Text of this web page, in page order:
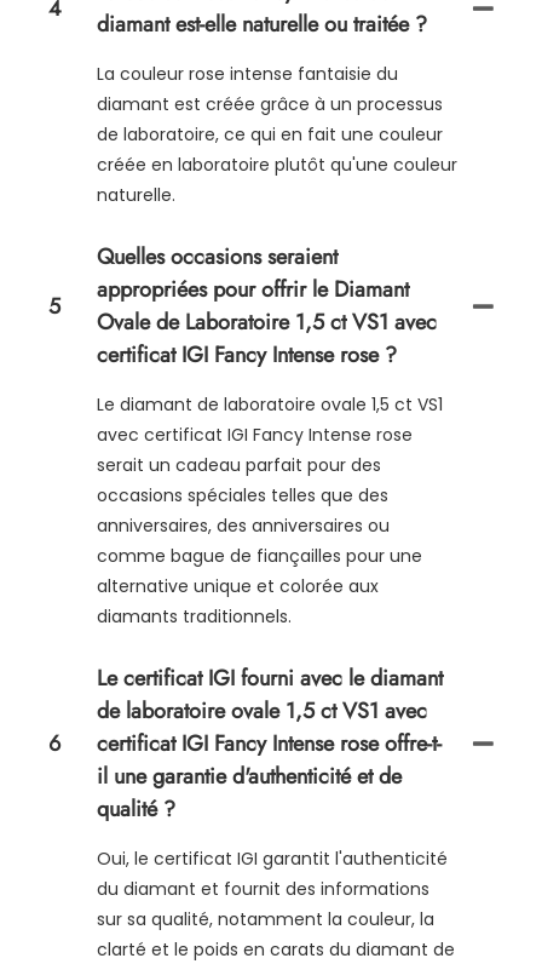
4
diamant est-elle naturelle ou traitée ?
La couleur rose intense fantaisie du
diamant est créée grâce à un processus
de laboratoire, ce qui en fait une couleur
créée en laboratoire plutôt qu'une couleur
naturelle.
5
Quelles occasions seraient
appropriées pour offrir le Diamant
Ovale de Laboratoire 1,5 ct VS1 avec
certificat IGI Fancy Intense rose ?
Le diamant de laboratoire ovale 1,5 ct VS1
avec certificat IGI Fancy Intense rose
serait un cadeau parfait pour des
occasions spéciales telles que des
anniversaires, des anniversaires ou
comme bague de fiançailles pour une
alternative unique et colorée aux
diamants traditionnels.
6
Le certificat IGI fourni avec le diamant
de laboratoire ovale 1,5 ct VS1 avec
certificat IGI Fancy Intense rose offre-t-
il une garantie d'authenticité et de
qualité ?
Oui, le certificat IGI garantit l'authenticité
du diamant et fournit des informations
sur sa qualité, notamment la couleur, la
clarté et le poids en carats du diamant de